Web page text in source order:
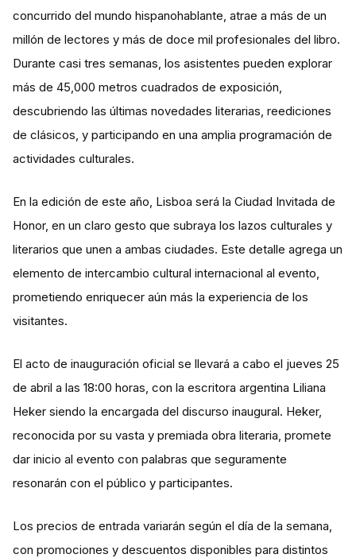
concurrido del mundo hispanohablante, atrae a más de un
millón de lectores y más de doce mil profesionales del libro.
Durante casi tres semanas, los asistentes pueden explorar
más de 45,000 metros cuadrados de exposición,
descubriendo las últimas novedades literarias, reediciones
de clásicos, y participando en una amplia programación de
actividades culturales​.
En la edición de este año, Lisboa será la Ciudad Invitada de
Honor, en un claro gesto que subraya los lazos culturales y
literarios que unen a ambas ciudades. Este detalle agrega un
elemento de intercambio cultural internacional al evento,
prometiendo enriquecer aún más la experiencia de los
visitantes​.
El acto de inauguración oficial se llevará a cabo el jueves 25
de abril a las 18:00 horas, con la escritora argentina Liliana
Heker siendo la encargada del discurso inaugural. Heker,
reconocida por su vasta y premiada obra literaria, promete
dar inicio al evento con palabras que seguramente
resonarán con el público y participantes​​.
Los precios de entrada variarán según el día de la semana,
con promociones y descuentos disponibles para distintos